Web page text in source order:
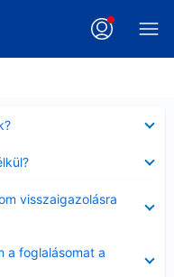
visszaigazolásra
a foglalásomat a